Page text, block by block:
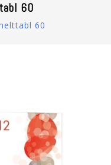
60
60